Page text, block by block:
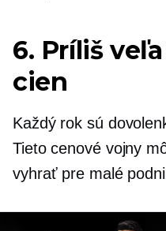
6. Príliš
cien
Každý rok sú
Tieto cenové vojny
vyhrať pre malé